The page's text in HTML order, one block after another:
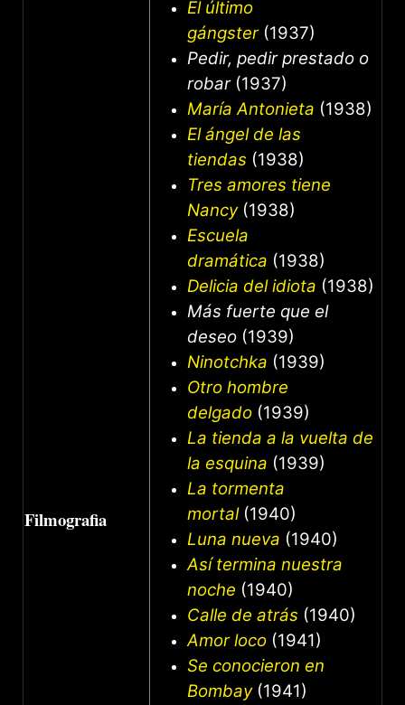
Filmografia
El último
gángster(1937)
Pedir, pedir prestado o
robar(1937)
María Antonieta (1938)
El ángel de las
tiendas (1938)
Tres amores tiene
Nancy(1938)
Escuela
dramática (1938)
Delicia del idiota (1938)
Más fuerte que el
deseo (1939)
Ninotchka (1939)
Otro hombre
delgado (1939)
La tienda a la vuelta de
la esquina (1939)
La tormenta
mortal(1940)
Luna nueva (1940)
Así termina nuestra
noche (1940)
Calle de atrás (1940)
Amor loco (1941)
Se conocieron en
Bombay(1941)